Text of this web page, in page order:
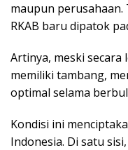
maupun
RKAB baru dipatok
Artinya, meski secara
memiliki tambang,
optimal selama
Kondisi ini
Indonesia. Di satu